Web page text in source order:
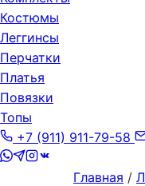
Костюмы
Леггинсы
Перчатки
Платья
Повязки
Топы
+7 (911) 911-79-58
Главная /